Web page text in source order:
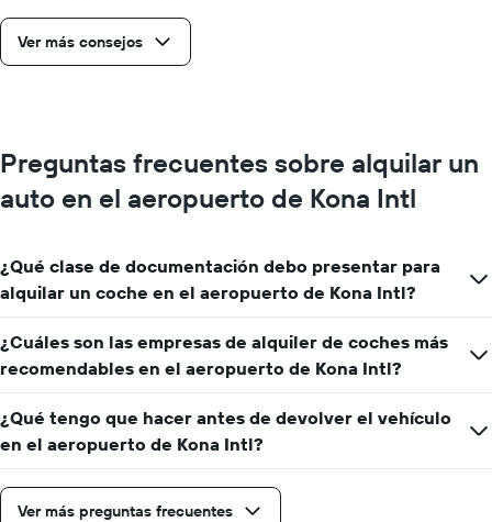
Ver más consejos
Preguntas frecuentes sobre alquilar un
auto en el aeropuerto de Kona Intl
¿Qué clase de documentación debo presentar para
alquilar un coche en el aeropuerto de Kona Intl?
¿Cuáles son las empresas de alquiler de coches más
recomendables en el aeropuerto de Kona Intl?
¿Qué tengo que hacer antes de devolver el vehículo
en el aeropuerto de Kona Intl?
Ver más preguntas frecuentes